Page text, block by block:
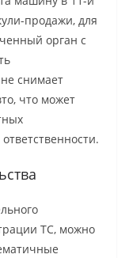
продажи, для
орган с
снимает
что может
ТС, можно